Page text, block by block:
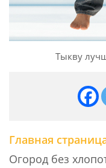
Тыкву
Главная
Огород без